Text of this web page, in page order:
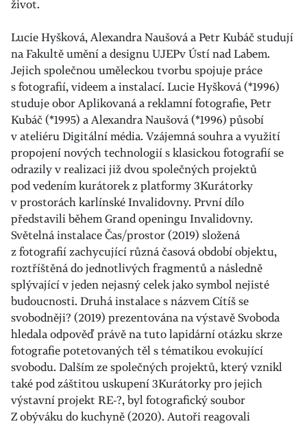
život.
Lucie Hyšková, Alexandra Naušová a Petr Kubáč studují
na Fakultě umění a designu UJEPv Ústí nad Labem.
Jejich společnou uměleckou tvorbu spojuje práce
s fotografií, videem a instalací. Lucie Hyšková (*1996)
studuje obor Aplikovaná a reklamní fotografie, Petr
Kubáč (*1995) a Alexandra Naušová (*1996) působí
v ateliéru Digitální média. Vzájemná souhra a využití
propojení nových technologií s klasickou fotografií se
odrazily v realizaci již dvou společných projektů
pod vedením kurátorek z platformy 3Kurátorky
v prostorách karlínské Invalidovny. První dílo
představili během Grand openingu Invalidovny.
Světelná instalace Čas/prostor (2019) složená
z fotografií zachycující různá časová období objektu,
roztříštěná do jednotlivých fragmentů a následně
splývající v jeden nejasný celek jako symbol nejisté
budoucnosti. Druhá instalace s názvem Cítíš se
svobodněji? (2019) prezentována na výstavě Svoboda
hledala odpověď právě na tuto lapidární otázku skrze
fotografie potetovaných těl s tématikou evokující
svobodu. Dalším ze společných projektů, který vznikl
také pod záštitou uskupení 3Kurátorky pro jejich
výstavní projekt RE-?, byl fotografický soubor
Z obýváku do kuchyně (2020). Autoři reagovali